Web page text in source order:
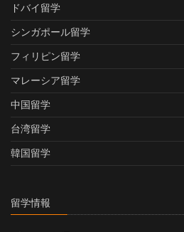
ドバイ留学
シンガポール留学
フィリピン留学
マレーシア留学
中国留学
台湾留学
韓国留学
留学情報